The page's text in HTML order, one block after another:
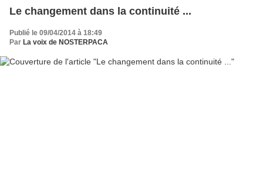
Le changement dans la continuité ...
Publié le 09/04/2014 à 18:49
Par La voix de NOSTERPACA